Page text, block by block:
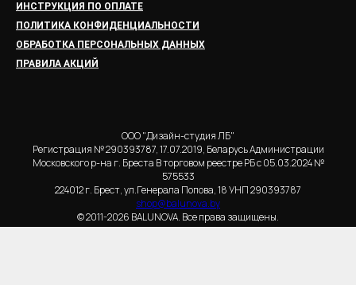
ИНСТРУКЦИЯ ПО ОПЛАТЕ
ПОЛИТИКА КОНФИДЕНЦИАЛЬНОСТИ
ОБРАБОТКА ПЕРСОНАЛЬНЫХ ДАННЫХ
ПРАВИЛА АКЦИЙ
ООО "Дизайн-студия ЛБ"
Регистрация № 290393787, 17.07.2019, Беларусь Администрации
Московского р-на г. Бреста В торговом реестре РБ с 05.03.2024 №
575533
224012 г. Брест, ул.Генерала Попова, 18 УНП 290393787
shop@balunova.by
© 2011-2026 BALUNOVA. Все права защищены.